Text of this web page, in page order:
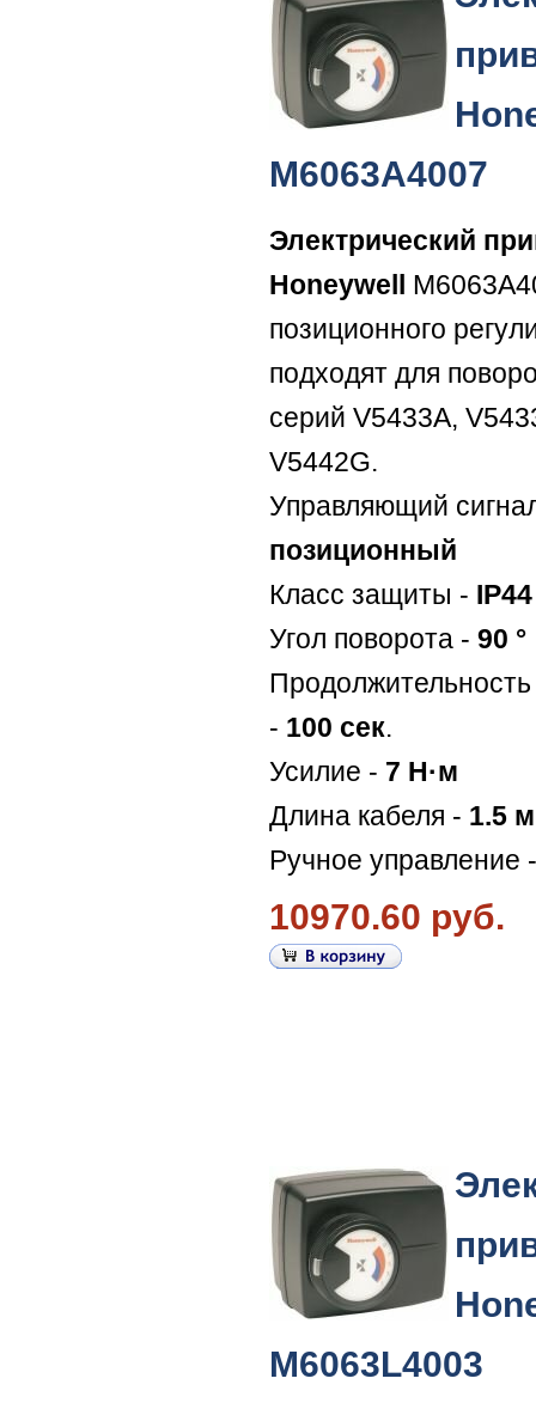
M6063A4007
Электрический
Honeywell
позиционного
подходят для
серий V5433A,
V5442G.
Управляющий
позиционный
Класс защиты - IP44
Угол поворота - 90 °
- 100 сек.
Усилие - 7 Н·м
Длина кабеля - 1.5 м
Ручное управление
10970.60 руб.
M6063L4003